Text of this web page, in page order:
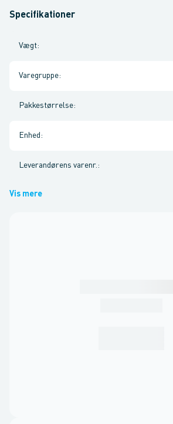
Specifikationer
Vægt:
Varegruppe:
Pakkestørrelse:
Enhed :
Leverandørens varenr. :
Vis mere